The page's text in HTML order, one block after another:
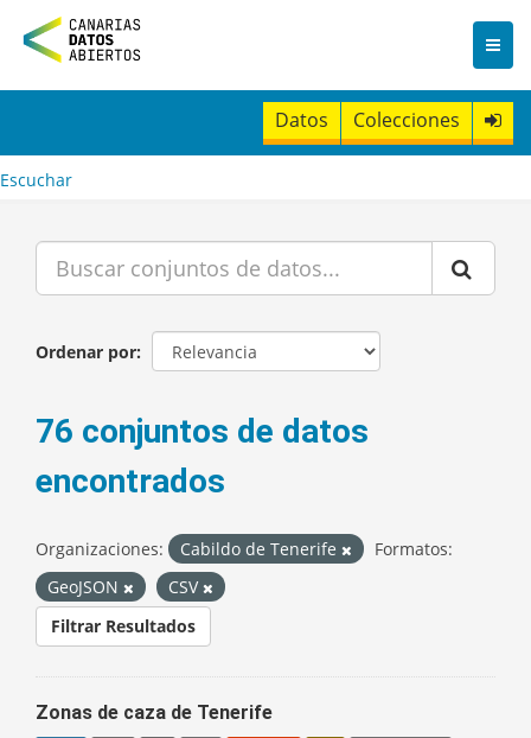
n
t
Datos Colecciones
Escuchar
Ordenar por
76 conjuntos de datos
encontrados
Organizaciones: Cabildo de Tenerife
Formatos:
GeoJSON
CSV
Filtrar Resultados
Zonas de caza de Tenerife